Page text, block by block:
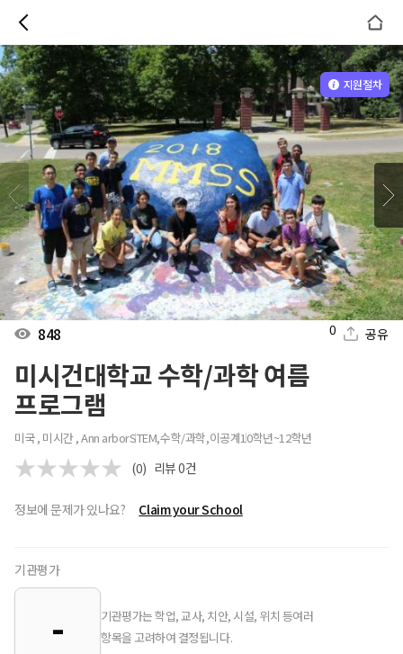
848 0 공유
미시건대학교 수학/과학 여름
프로그램
미국 , 미시간 , Ann arborSTEM,수학/과학,이공계10학년~12학년
(0) 리뷰0건
정보에 문제가 있나요? Claim your School
기관평가
-
기관평가는 학업, 교사, 치안, 시설, 위치 등여러
항목을 고려하여 결정됩니다.
지원절차